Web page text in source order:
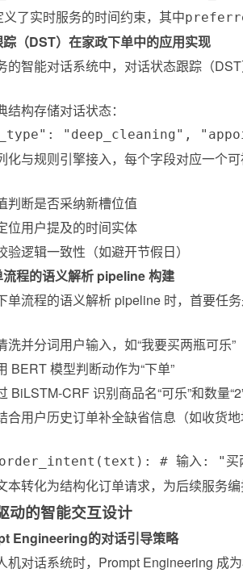
了实时服务的时间约束，其中
（DST）在家政下单中的应用实现
的智能对话系统中，对话状态跟踪（
构存储对话状态：
"deep_cleaning",
化与规则引擎接入，每个字段对应一个
判断是否采纳新槽位值
位用户提及的时间实体
验逻辑一致性（如避开节假日）
程的语义解析 pipeline 构建
单流程的语义解析 pipeline 时，首要任
洗并分词用户输入，如“我要买两瓶可乐”
BERT 模型判断动作为“下单”
BiLSTM-CRF 识别商品名“可乐”和数量
合用户历史订单补全缺省信息（如收货
# 输入: "
本转化为结构化订单请求，为后续服务
动的智能交互设计
Engineering的对话引导策略
机对话系统时，Prompt Engineering 成